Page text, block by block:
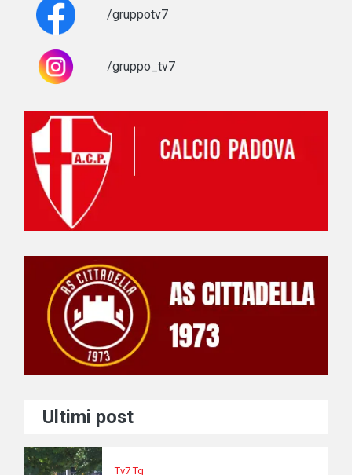
/gruppotv7
/gruppo_tv7
Ultimi post
Tv7 Tg